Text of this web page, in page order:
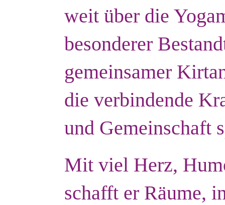
weit über die
besonderer
gemeinsamer
die verbindende
und Gemeinschaft
Mit viel Herz,
schafft er Räume,